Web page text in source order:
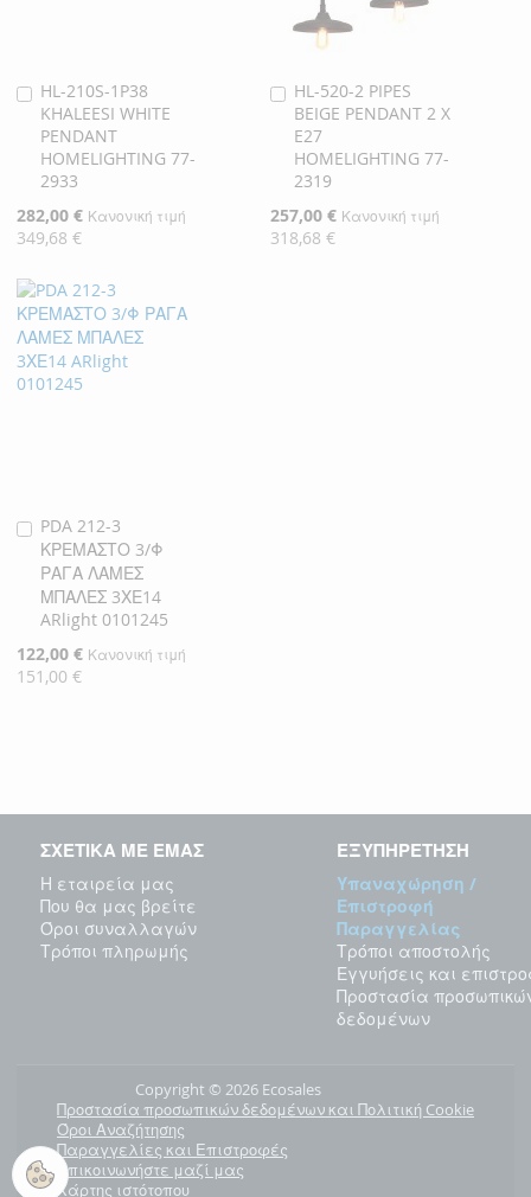
HL-210S-1P38
KHALEESI WHITE
PENDANT
HOMELIGHTING 77-
2933
Ειδική
Τιμή
282,00 € Κανονική τιμή
349,68 €
Προσθήκη
στο
Καλάθι
HL-520-2 PIPES
BEIGE PENDANT 2 X
E27
HOMELIGHTING 77-
2319
Ειδική
Τιμή
257,00 € Κανονική τιμή
318,68 €
Προσθήκη
στο
Καλάθι
PDA 212-3
ΚΡΕΜΑΣΤΟ 3/Φ
ΡΑΓΑ ΛΑΜΕΣ
ΜΠΑΛΕΣ 3ΧΕ14
ARlight 0101245
Ειδική
Τιμή
122,00 € Κανονική τιμή
151,00 €
Προσθήκη
στο
Καλάθι
ΣΧΕΤΙΚΑ ΜΕ ΕΜΑΣ
Η εταιρεία μας
Που θα μας βρείτε
Όροι συναλλαγών
Τρόποι πληρωμής
ΕΞΥΠΗΡΕΤΗΣΗ
Υπαναχώρηση /
Επιστροφή
Παραγγελίας
Τρόποι αποστολής
Εγγυήσεις και
Προστασία
δεδομένων
Copyright © 2026 Ecosales
Προστασία προσωπικών δεδομένων και Πολιτική Cookie
Όροι Αναζήτησης
Παραγγελίες και Επιστροφές
Επικοινωνήστε μαζί μας
Χάρτης ιστότοπου